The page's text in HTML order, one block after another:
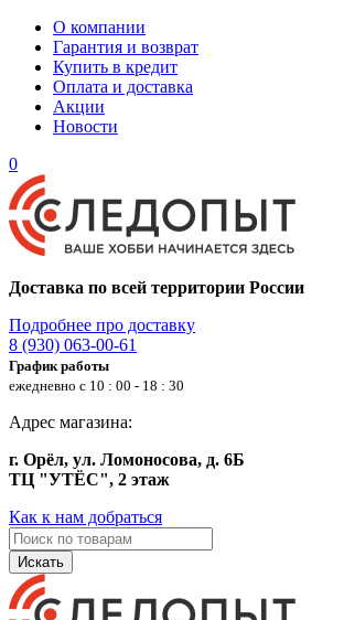
О компании
Гарантия и возврат
Купить в кредит
Оплата и доставка
Акции
Новости
0
Доставка по всей территории России
Подробнее про доставку
8 (930) 063-00-61
График работы
ежедневно с 10 : 00 - 18 : 30
Адрес магазина:
г. Орёл, ул. Ломоносова, д. 6Б
ТЦ "УТЁС", 2 этаж
Как к нам добраться
Искать